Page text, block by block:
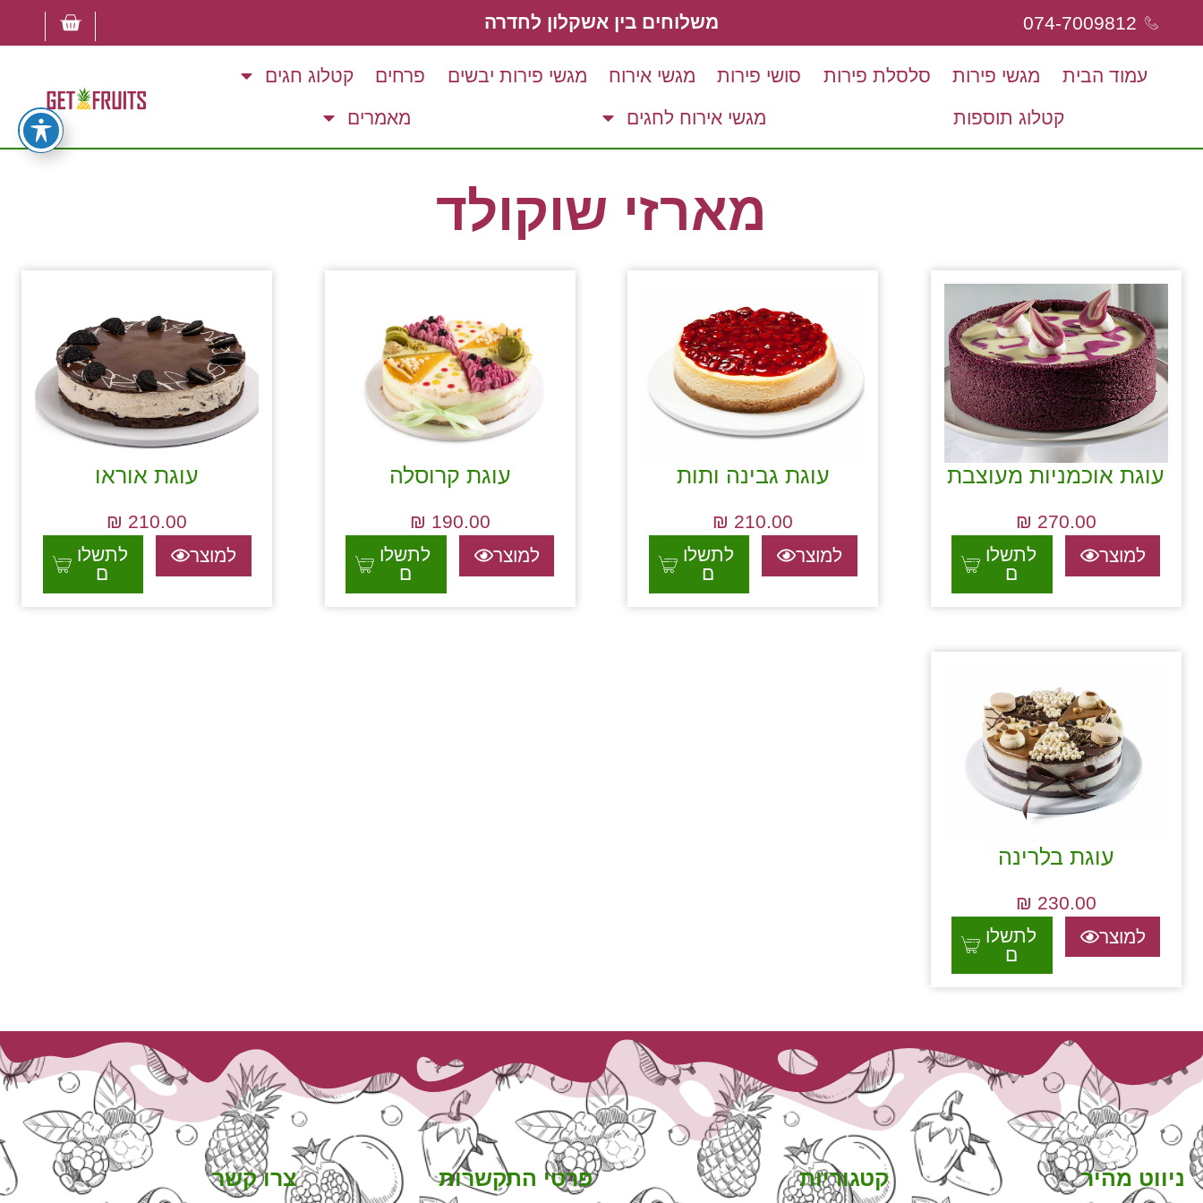
074-7009812 משלוחים בין אשקלון לחדרה
עמוד הבית מגשי פירות סלסלת פירות סושי פירות מגשי אירוח מגשי פירות יבשים פרחים קטלוג חגים
קטלוג תוספות מגשי אירוח לחגים מאמרים
מארזי שוקולד
עוגת אוכמניות מעוצבת
270.00
₪
למוצר
לתשלו
ם
עוגת גבינה ותות
210.00
₪
למוצר
לתשלו
ם
עוגת קרוסלה
190.00
₪
למוצר
לתשלו
ם
עוגת אוראו
210.00
₪
למוצר
לתשלו
ם
עוגת בלרינה
230.00
₪
למוצר
לתשלו
ם
ניווט מהיר קטגוריות פרטי התקשרות צרו קשר